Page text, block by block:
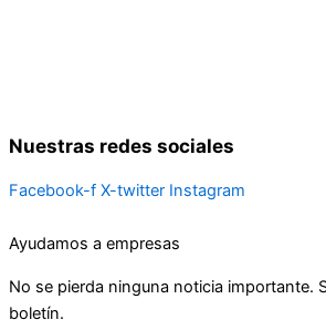
Nuestras redes sociales
Facebook-f X-twitter Instagram
Ayudamos a empresas
No se pierda ninguna noticia importante.
boletín.